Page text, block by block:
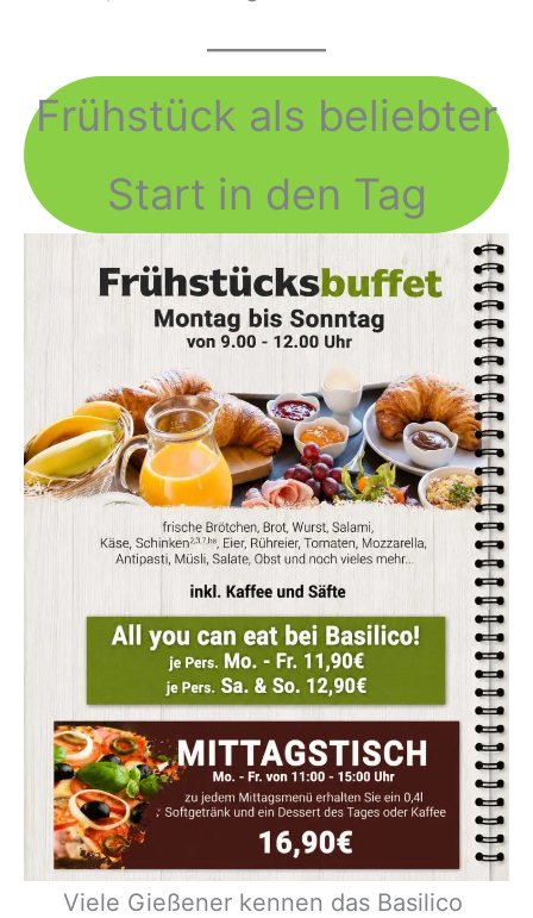
Frühstück als beliebter
Start in den Tag
Viele Gießener kennen das Basilico